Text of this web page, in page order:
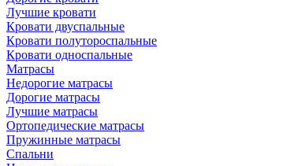
Лучшие кровати
Кровати двуспальные
Кровати полутороспальные
Кровати односпальные
Матрасы
Недорогие матрасы
Дорогие матрасы
Лучшие матрасы
Ортопедические матрасы
Пружинные матрасы
Cпальни